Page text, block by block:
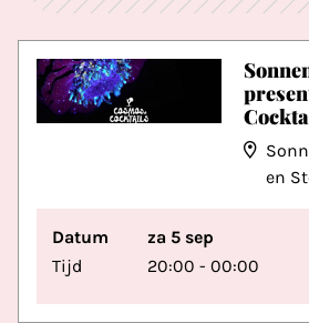
en
Datum
za 5 sep
Tijd
20:00 - 00:00